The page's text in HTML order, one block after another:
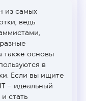
из самых
ведь
также основы
в
Если вы ищите
– идеальный
стать